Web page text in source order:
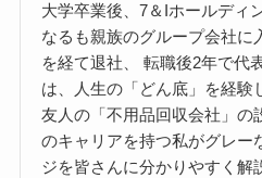
大学卒業後、7＆Iホールディ
なるも親族のグループ会社に
を経て退社、 転職後2年で代
は、人生の「どん底」を経験
友人の「不用品回収会社」の
のキャリアを持つ私がグレー
ジを皆さんに分かりやすく解